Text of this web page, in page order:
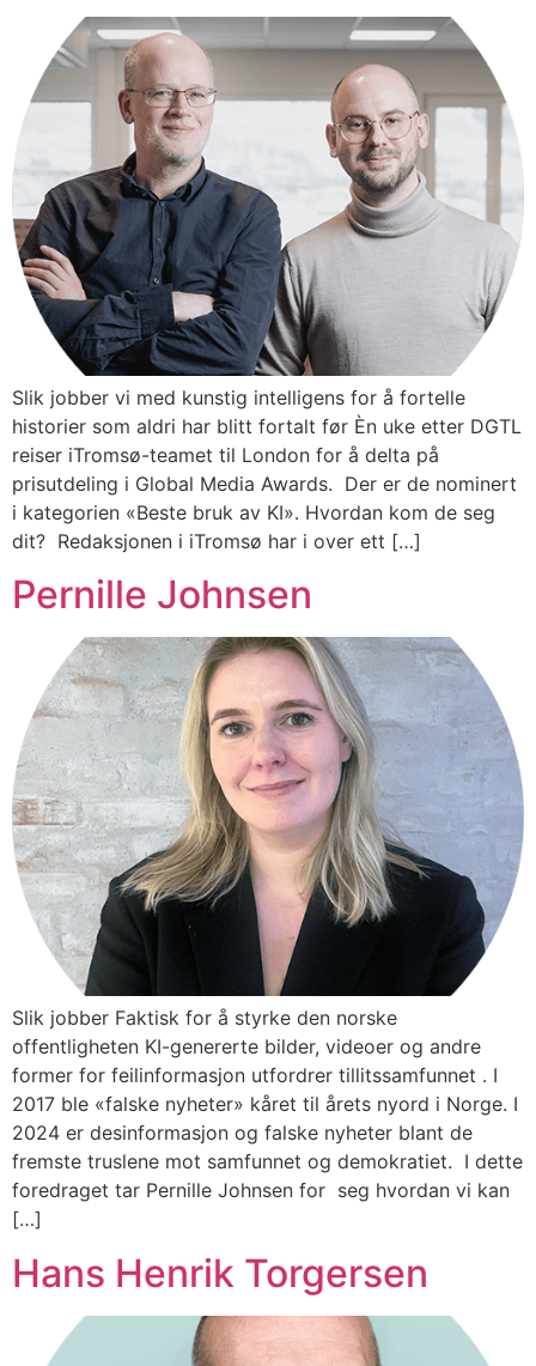
Slik jobber vi med kunstig intelligens for å fortelle
historier som aldri har blitt fortalt før Èn uke etter DGTL
reiser iTromsø-teamet til London for å delta på
prisutdeling i Global Media Awards. Der er de nominert
i kategorien «Beste bruk av KI». Hvordan kom de seg
dit? Redaksjonen i iTromsø har i over ett […]
Pernille Johnsen
Slik jobber Faktisk for å styrke den norske
offentligheten KI-genererte bilder, videoer og andre
former for feilinformasjon utfordrer tillitssamfunnet . I
2017 ble «falske nyheter» kåret til årets nyord i Norge. I
2024 er desinformasjon og falske nyheter blant de
fremste truslene mot samfunnet og demokratiet. I dette
foredraget tar Pernille Johnsen for seg hvordan vi kan
[…]
Hans Henrik Torgersen